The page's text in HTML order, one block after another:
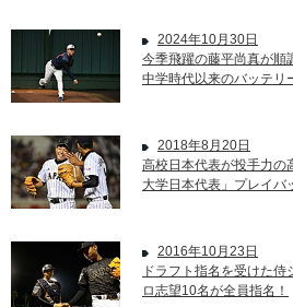
2024年10月30日
今季飛躍の藤平尚真が順
中学時代以来のバッテリ
2018年8月20日
高校日本代表が投手力の
大学日本代表」プレイバ
2016年10月23日
ドラフト指名を受けた
ロ志望10名が全員指名！